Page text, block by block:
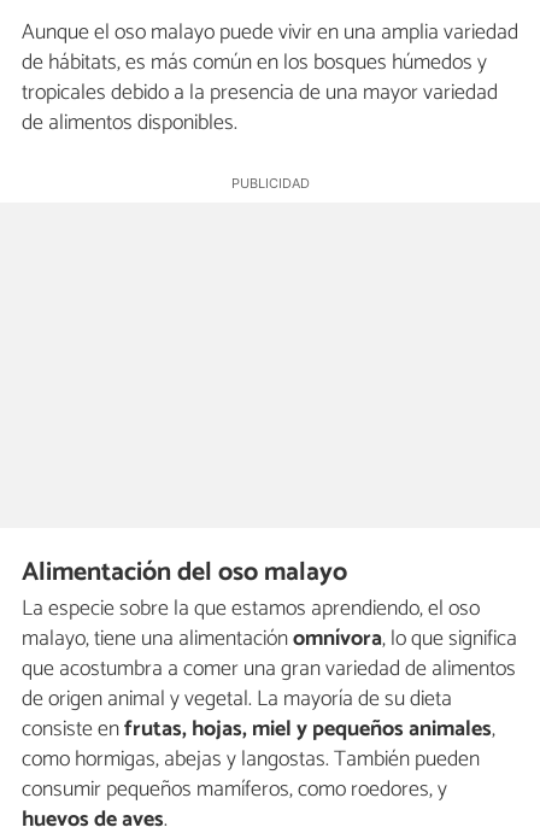
Aunque el oso malayo puede vivir en una amplia variedad
de hábitats, es más común en los bosques húmedos y
tropicales debido a la presencia de una mayor variedad
de alimentos disponibles.
Alimentación del oso malayo
La especie sobre la que estamos aprendiendo, el oso
malayo, tiene una alimentaciónomnívora, lo que significa
que acostumbra a comer una gran variedad de alimentos
de origen animal y vegetal. La mayoría de su dieta
consiste enfrutas, hojas, miel y pequeños animales,
como hormigas, abejas y langostas. También pueden
consumir pequeños mamíferos, como roedores, y
huevos de aves.